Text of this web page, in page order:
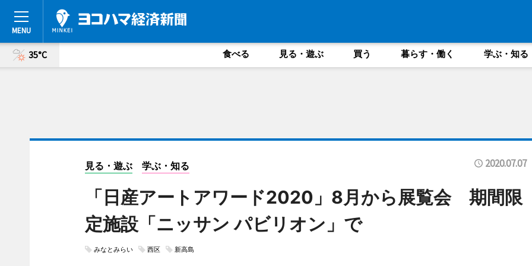
35°C 食べる 見る・遊ぶ 買う 暮らす・働く 学ぶ・知る
見る・遊ぶ 学ぶ・知る 2020.07.07
「日産アートアワード2020」8月から展覧会 期間限
定施設「ニッサン パビリオン」で
みなとみらい 西区 新高島